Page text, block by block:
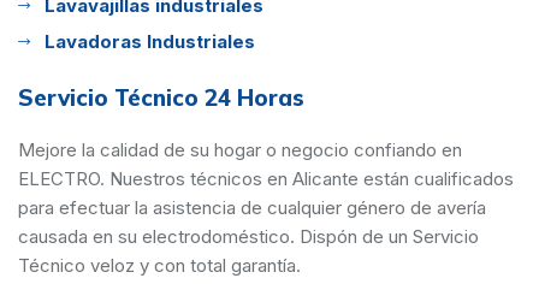
Lavavajillas industriales
Lavadoras Industriales
Servicio Técnico 24 Horas
Mejore la calidad de su hogar o negocio confiando en
ELECTRO. Nuestros técnicos en Alicante están cualificados
para efectuar la asistencia de cualquier género de avería
causada en su electrodoméstico. Dispón de un Servicio
Técnico veloz y con total garantía.